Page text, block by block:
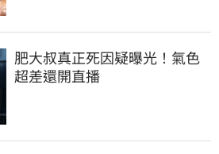
肥大叔真正死因疑曝光！氣色
超差還開直播